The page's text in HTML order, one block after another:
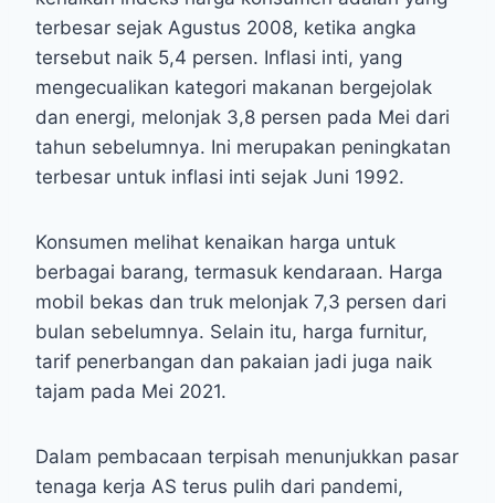
terbesar sejak Agustus 2008, ketika angka
tersebut naik 5,4 persen. Inflasi inti, yang
mengecualikan kategori makanan bergejolak
dan energi, melonjak 3,8 persen pada Mei dari
tahun sebelumnya. Ini merupakan peningkatan
terbesar untuk inflasi inti sejak Juni 1992.
Konsumen melihat kenaikan harga untuk
berbagai barang, termasuk kendaraan. Harga
mobil bekas dan truk melonjak 7,3 persen dari
bulan sebelumnya. Selain itu, harga furnitur,
tarif penerbangan dan pakaian jadi juga naik
tajam pada Mei 2021.
Dalam pembacaan terpisah menunjukkan pasar
tenaga kerja AS terus pulih dari pandemi,